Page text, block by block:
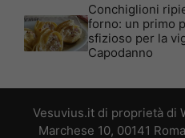
Conchiglioni
forno: un primo
sfizioso per la
Capodanno
Vesuvius.it di proprietà di
Marchese 10, 00141